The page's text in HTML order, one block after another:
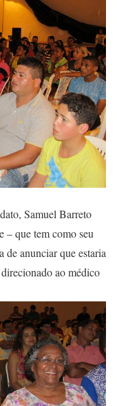
Samuel Barreto
que tem como seu
de anunciar que estaria
ao médico